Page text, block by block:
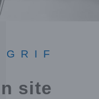
site